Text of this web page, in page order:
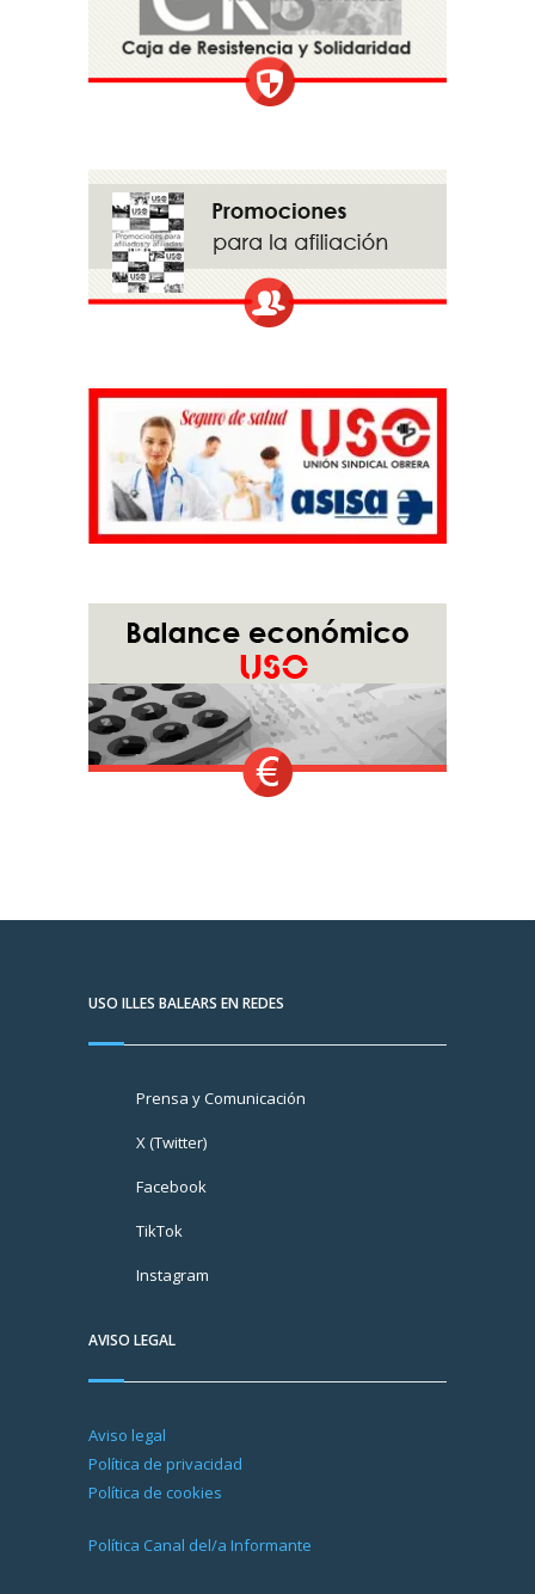
USO ILLES BALEARS EN REDES
Prensa y Comunicación
X (Twitter)
Facebook
TikTok
Instagram
AVISO LEGAL
Aviso legal
Política de privacidad
Política de cookies
Política Canal del/a Informante